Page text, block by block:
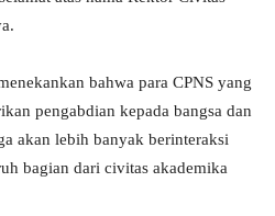
bahwa para CPNS yang
pengabdian kepada bangsa dan
akan lebih banyak berinteraksi
bagian dari civitas akademika